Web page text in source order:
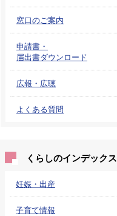
窓口のご案内
申請書・
届出書ダウンロード
広報・広聴
よくある質問
くらしのインデックス
妊娠・出産
子育て情報